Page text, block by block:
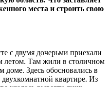
места и строить свою
с двумя дочерьми приехали
Там жили в столичном
доме. Здесь обосновались в
квартире. Из